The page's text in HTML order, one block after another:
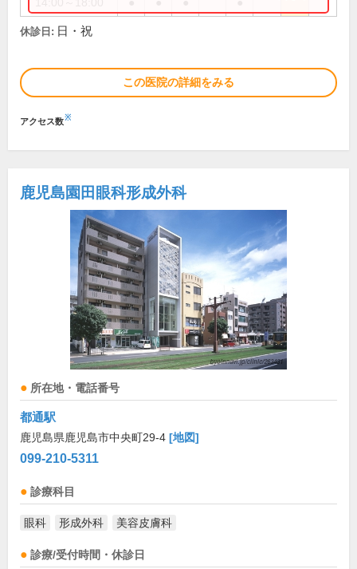
休診日: 日・祝
この医院の詳細をみる
アクセス数※
鹿児島園田眼科形成外科
所在地・電話番号
都通駅
鹿児島県鹿児島市中央町29-4 [地図]
099-210-5311
診療科目
眼科 形成外科 美容皮膚科
診療/受付時間・休診日